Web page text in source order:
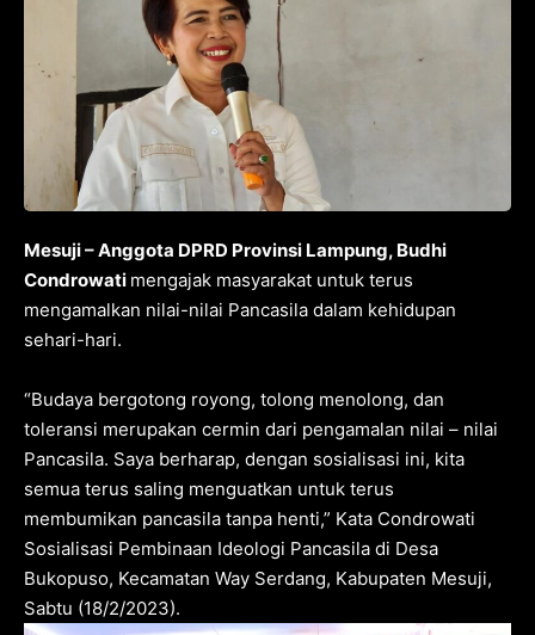
Mesuji – Anggota DPRD Provinsi Lampung, Budhi
Condrowati mengajak masyarakat untuk terus
mengamalkan nilai-nilai Pancasila dalam kehidupan
sehari-hari.
“Budaya bergotong royong, tolong menolong, dan
toleransi merupakan cermin dari pengamalan nilai – nilai
Pancasila. Saya berharap, dengan sosialisasi ini, kita
semua terus saling menguatkan untuk terus
membumikan pancasila tanpa henti,” Kata Condrowati
Sosialisasi Pembinaan Ideologi Pancasila di Desa
Bukopuso, Kecamatan Way Serdang, Kabupaten Mesuji,
Sabtu (18/2/2023).